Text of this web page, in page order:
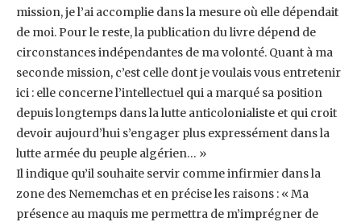
mission, je l’ai ‎accomplie dans la mesure où elle dépendait
de moi. Pour le reste, la publication du livre ‎dépend de
circonstances indépendantes de ma volonté. Quant à ma
seconde mission, c’est celle ‎dont je voulais vous entretenir
ici : elle concerne l’intellectuel qui a marqué sa position
depuis ‎longtemps dans la lutte anticolonialiste et qui croit
devoir aujourd’hui s’engager plus ‎expressément dans la
lutte armée du peuple algérien… » ‎
Il indique qu’il souhaite servir comme infirmier dans la
zone des Nememchas et en précise les ‎raisons : « Ma
présence au maquis me permettra de m’imprégner de